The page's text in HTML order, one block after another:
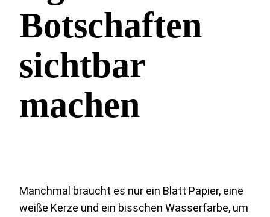
Botschaften
sichtbar
machen
Manchmal braucht es nur ein Blatt Papier, eine
weiße Kerze und ein bisschen Wasserfarbe, um